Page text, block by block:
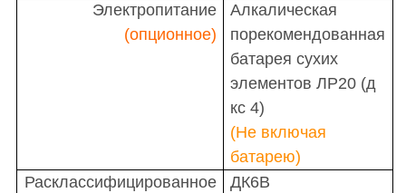
Электропитание
(опционное)
Алкалическая
порекомендованная
батарея сухих
элементов ЛР20 (д
кс 4)
(Не включая
батарею)
Расклассифицированное
ДК6В